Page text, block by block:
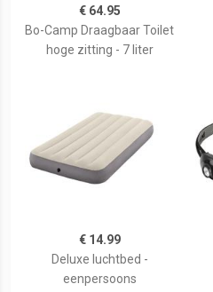
€ 64.95
Bo-Camp Draagbaar Toilet
hoge zitting - 7 liter
€ 14.99
Deluxe luchtbed -
eenpersoons